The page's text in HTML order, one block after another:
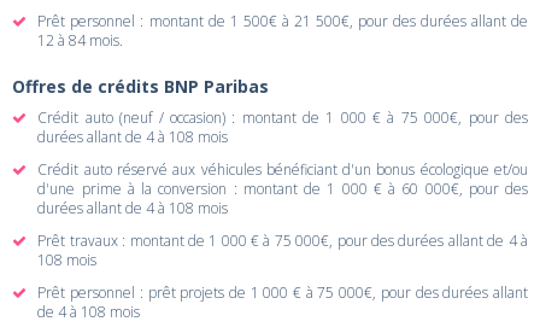
Prêt personnel : montant de 1 500€ à 21 500€, pour des durées allant de
12 à 84 mois.
Offres de crédits BNP Paribas
Crédit auto (neuf / occasion) : montant de 1 000 € à 75 000€, pour des
durées allant de 4 à 108 mois
Crédit auto réservé aux véhicules bénéficiant d'un bonus écologique et/ou
d'une prime à la conversion : montant de 1 000 € à 60 000€, pour des
durées allant de 4 à 108 mois
Prêt travaux : montant de 1 000 € à 75 000€, pour des durées allant de 4 à
108 mois
Prêt personnel : prêt projets de 1 000 € à 75 000€, pour des durées allant
de 4 à 108 mois